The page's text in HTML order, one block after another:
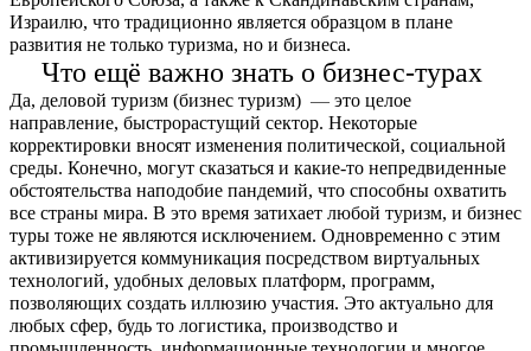
Израилю, что традиционно является образцом в плане
развития не только туризма, но и бизнеса.
Что ещё важно знать о бизнес-турах
Да, деловой туризм (бизнес туризм) — это целое
направление, быстрорастущий сектор. Некоторые
корректировки вносят изменения политической, социальной
среды. Конечно, могут сказаться и какие-то непредвиденные
обстоятельства наподобие пандемий, что способны охватить
все страны мира. В это время затихает любой туризм, и бизнес
туры тоже не являются исключением. Одновременно с этим
активизируется коммуникация посредством виртуальных
технологий, удобных деловых платформ, программ,
позволяющих создать иллюзию участия. Это актуально для
любых сфер, будь то логистика, производство и